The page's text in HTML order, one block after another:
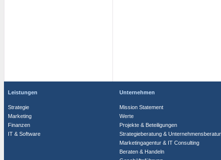
Leistungen
Strategie
Marketing
Finanzen
IT & Software
Unternehmen
Mission Statement
Werte
Projekte & Beteiligungen
Strategieberatung &
Marketingagentur & IT Consulting
Beraten & Handeln